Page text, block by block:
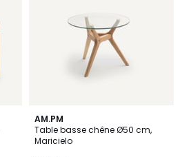
AM.PM
Table basse chêne Ø50 cm,
Maricielo
4,6
/ 5